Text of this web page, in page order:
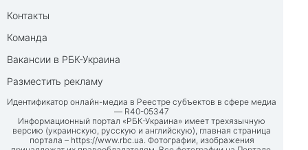
Контакты
Команда
Вакансии в РБК-Украина
Разместить рекламу
Идентификатор онлайн-медиа в Реестре субъектов в сфере медиа
— R40-05347
Информационный портал «РБК-Украина» имеет трехязычную
версию (украинскую, русскую и английскую), главная страница
портала – https://www.rbc.ua. Фотографии, изображения